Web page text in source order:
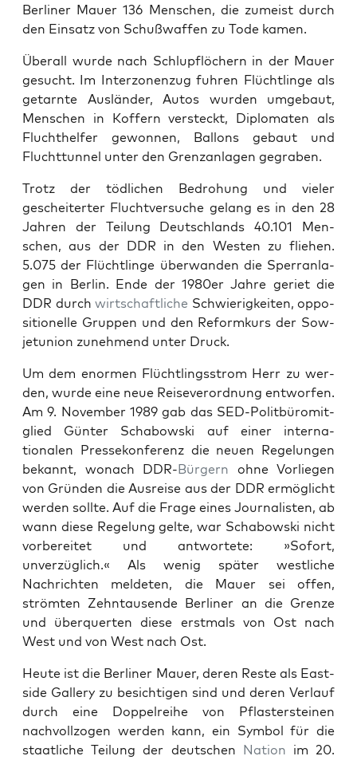
Berlin­er Mauer 136 Men­schen, die zumeist durch
den Ein­satz von Schußwaf­fen zu Tode kamen.
Über­all wurde nach Schlupflöch­ern in der Mauer
gesucht. Im Inter­zo­nen­zug fuhren Flüchtlinge als
getarnte Aus­län­der, Autos wur­den umge­baut,
Men­schen in Kof­fern ver­steckt, Diplo­mat­en als
Fluchthelfer gewon­nen, Bal­lons gebaut und
Flucht­tun­nel unter den Gren­zan­la­gen gegraben.
Trotz der tödlichen Bedro­hung und viel­er
gescheit­ert­er Fluchtver­suche gelang es in den 28
Jahren der Teilung Deutsch­lands 40.101 Men­
schen, aus der DDR in den West­en zu fliehen.
5.075 der Flüchtlinge über­wan­den die Sper­ran­la­
gen in Berlin. Ende der 1980er Jahre geri­et die
DDR durch wirtschaftliche Schwierigkeit­en, oppo­
si­tionelle Grup­pen und den Reformkurs der Sow­
je­tu­nion zunehmend unter Druck.
Um dem enor­men Flüchtlingsstrom Herr zu wer­
den, wurde eine neue Rei­severord­nung ent­wor­fen.
Am 9. Novem­ber 1989 gab das SED-Polit­büromit­
glied Gün­ter Sch­abows­ki auf ein­er inter­na­
tionalen Pressekon­ferenz die neuen Regelun­gen
bekan­nt, wonach DDR-Bürg­ern ohne Vor­liegen
von Grün­den die Aus­reise aus der DDR ermöglicht
wer­den sollte. Auf die Frage eines Jour­nal­is­ten, ab
wann diese Regelung gelte, war Sch­abows­ki nicht
vor­bere­it­et und antwortete: »Sofort,
unverzüglich.« Als wenig später west­liche
Nachricht­en melde­ten, die Mauer sei offen,
strömten Zehn­tausende Berlin­er an die Gren­ze
und über­querten diese erst­mals von Ost nach
West und von West nach Ost.
Heute ist die Berlin­er Mauer, deren Reste als East­
side Gallery zu besichti­gen sind und deren Ver­lauf
durch eine Dop­pel­rei­he von Pflaster­steinen
nachvol­l­zo­gen wer­den kann, ein Sym­bol für die
staatliche Teilung der deutschen Nation im 20.